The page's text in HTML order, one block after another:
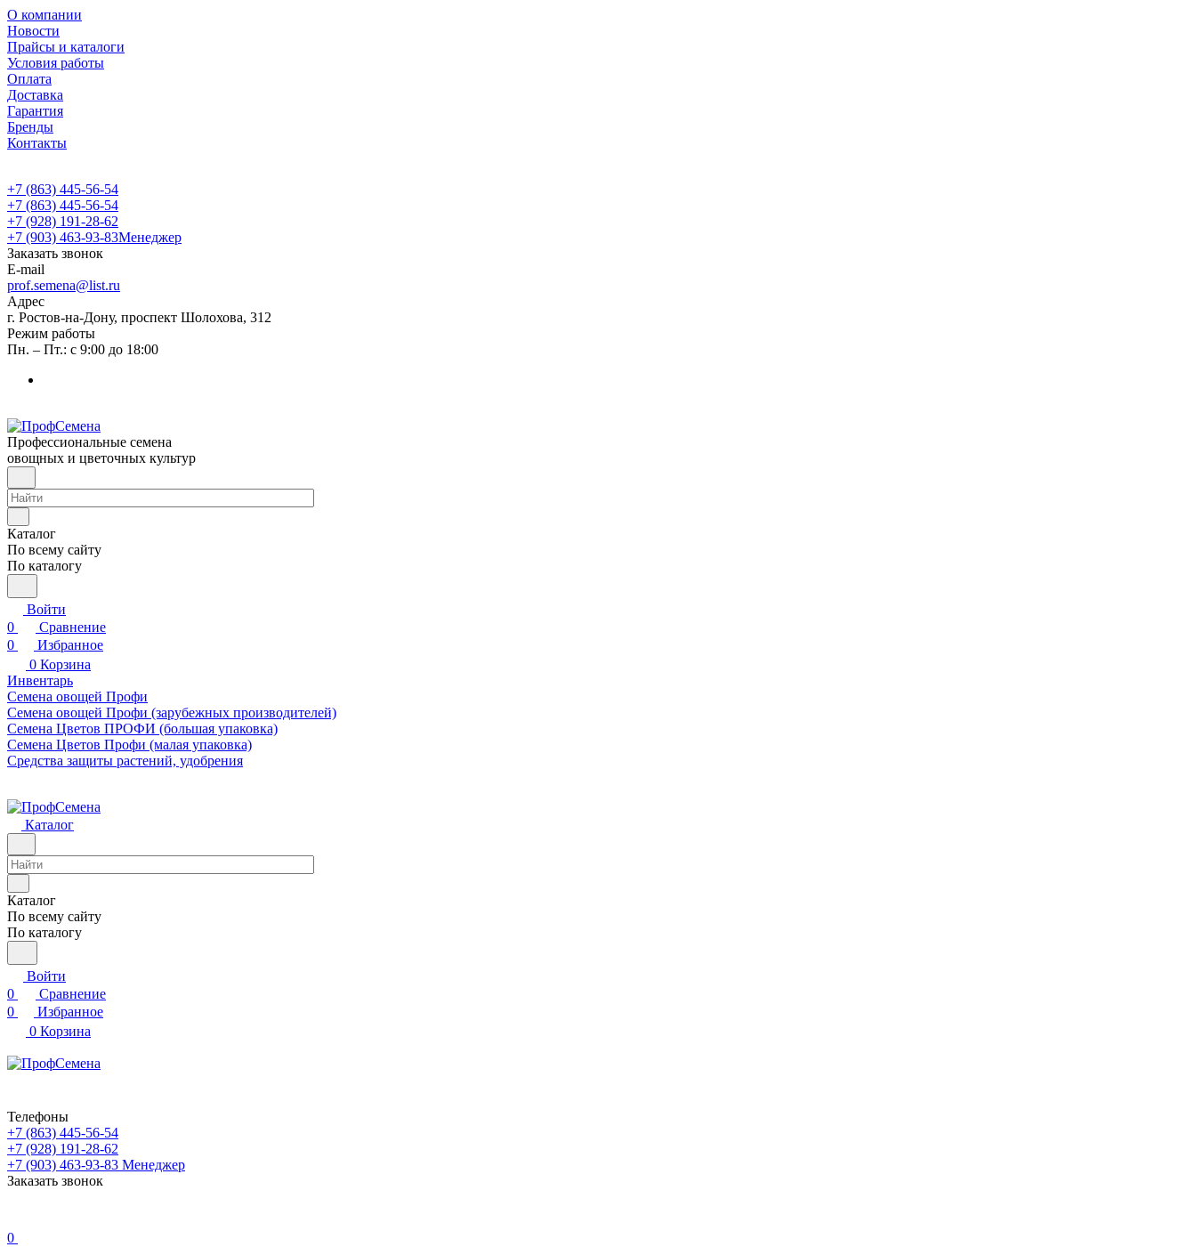
О компании
Новости
Прайсы и каталоги
Условия работы
Оплата
Доставка
Гарантия
Бренды
Контакты
+7 (863) 445-56-54
+7 (863) 445-56-54
+7 (928) 191-28-62
+7 (903) 463-93-83Менеджер
Заказать звонок
E-mail
prof.semena@list.ru
Адрес
г. Ростов-на-Дону, проспект Шолохова, 312
Режим работы
Пн. – Пт.: с 9:00 до 18:00
Профессиональные семена
овощных и цветочных культур
Каталог
По всему сайту
По каталогу
Войти
0
Сравнение
0
Избранное
0 Корзина
Инвентарь
Семена овощей Профи
Семена овощей Профи (зарубежных производителей)
Семена Цветов ПРОФИ (большая упаковка)
Семена Цветов Профи (малая упаковка)
Средства защиты растений, удобрения
Каталог
Каталог
По всему сайту
По каталогу
Войти
0
Сравнение
0
Избранное
0 Корзина
Телефоны
+7 (863) 445-56-54
+7 (928) 191-28-62
+7 (903) 463-93-83 Менеджер
Заказать звонок
0